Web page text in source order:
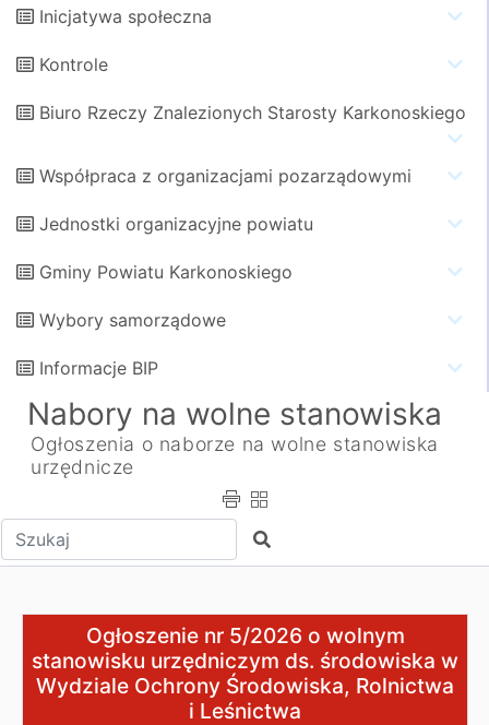
Inicjatywa społeczna
Kontrole
Biuro Rzeczy Znalezionych Starosty Karkonoskiego
Współpraca z organizacjami pozarządowymi
Jednostki organizacyjne powiatu
Gminy Powiatu Karkonoskiego
Wybory samorządowe
Informacje BIP
Nabory na wolne stanowiska
Ogłoszenia o naborze na wolne stanowiska
urzędnicze
Wpisz tekst do wyszukania Szukaj
Ogłoszenie nr 5/2026 o wolnym stanowisku
Ogłoszenie nr 5/2026 o wolnym
stanowisku urzędniczym ds. środowiska w
Wydziale Ochrony Środowiska, Rolnictwa
i Leśnictwa